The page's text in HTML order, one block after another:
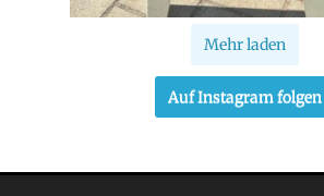
Mehr laden
Auf Instagram folgen